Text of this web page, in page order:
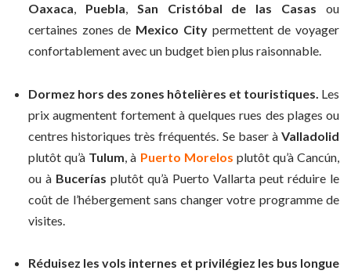
Oaxaca, Puebla, San Cristóbal de las Casas ou
certaines zones de Mexico Citypermettent de voyager
confortablement avec un budget bien plus raisonnable.
Dormez hors des zones hôtelières et touristiques. Les
prix augmentent fortement à quelques rues des plages ou
centres historiques très fréquentés. Se baser à Valladolid
plutôt qu’à Tulum, à Puerto Morelos plutôt qu’à Cancún,
ou à Bucerías plutôt qu’à Puerto Vallarta peut réduire le
coût de l’hébergement sans changer votre programme de
visites.
Réduisez les vols internes et privilégiez les bus longue